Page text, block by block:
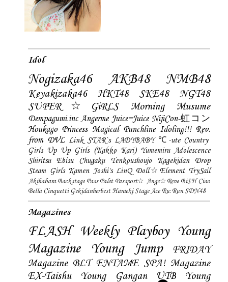
Idol
Nogizaka46 AKB48 NMB48
Keyakizaka46 HKT48 SKE48
NGT48
SUPER☆GiRLS
Morning Musume
Dempagumi.inc Angerme Juice=Juice NijiCon-虹コン
Houkago Princess Magical Punchline Idoling!!! Rev.
from DVL Link STAR`s LADYBABY ℃-ute Country
Girls Up Up Girls (Kakko Kari) Yumemiru Adolescence
Shiritsu Ebisu Chugaku
Tenkoushoujo Kagekidan
Drop
Steam Girls Kamen Joshi's LinQ Doll☆Element TrySail
Akihabara Backstage Pass Palet Passport☆ Ange☆Reve BiSH Ciao
Bella Cinquetti Gekidanherbest Haraeki Stage Ace Ru:Run SDN48
Magazines
FLASH Weekly Playboy Young
Magazine
Young Jump
FRIDAY
Magazine BLT ENTAME SPA! Magazine
EX-Taishu
Young Gangan UTB Young